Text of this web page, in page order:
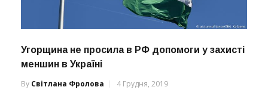
Угорщина не просила в РФ допомоги у захисті
меншин в Україні
By Світлана Фролова 4 Грудня, 2019